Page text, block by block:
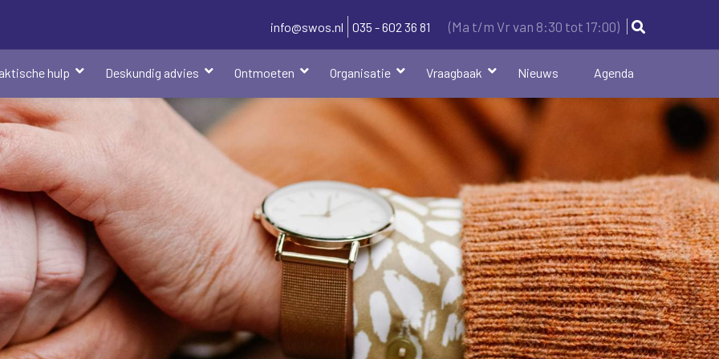
info@swos.nl 035 - 602 36 81 (Ma t/m Vr van 8:30 tot 17:00)
hulp Deskundig advies Ontmoeten Organisatie Vraagbaak Nieuws Agenda